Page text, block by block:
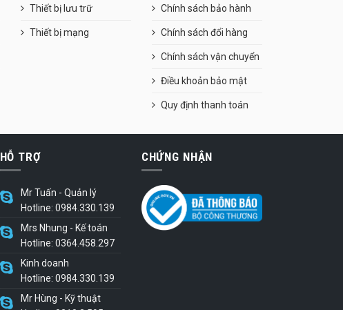
Thiết bị lưu trữ
Thiết bị mạng
Chính sách bảo hành
Chính sách đổi hàng
Chính sách vận chuyển
Điều khoản bảo mật
Quy định thanh toán
HỖ TRỢ
Mr Tuấn - Quản lý
Hotline: 0984.330.139
Mrs Nhung - Kế toán
Hotline: 0364.458.297
Kinh doanh
Hotline: 0984.330.139
Mr Hùng - Kỹ thuật
CHỨNG NHẬN